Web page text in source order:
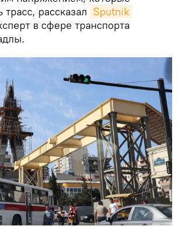
рассказал Sputnik
в сфере транспорта